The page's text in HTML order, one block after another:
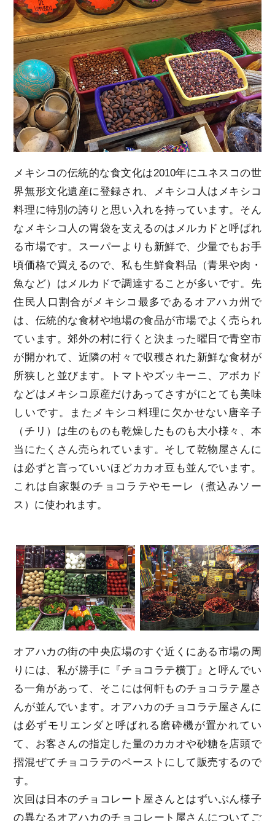
メキシコの伝統的な食文化は2010年にユネスコの世
界無形文化遺産に登録され、メキシコ人はメキシコ
料理に特別の誇りと思い入れを持っています。そん
なメキシコ人の胃袋を支えるのはメルカドと呼ばれ
る市場です。スーパーよりも新鮮で、少量でもお手
頃価格で買えるので、私も生鮮食料品（青果や肉・
魚など）はメルカドで調達することが多いです。先
住民人口割合がメキシコ最多であるオアハカ州で
は、伝統的な食材や地場の食品が市場でよく売られ
ています。郊外の村に行くと決まった曜日で青空市
が開かれて、近隣の村々で収穫された新鮮な食材が
所狭しと並びます。トマトやズッキーニ、アボカド
などはメキシコ原産だけあってさすがにとても美味
しいです。またメキシコ料理に欠かせない唐辛子
（チリ）は生のものも乾燥したものも大小様々、本
当にたくさん売られています。そして乾物屋さんに
は必ずと言っていいほどカカオ豆も並んでいます。
これは自家製のチョコラテやモーレ（煮込みソー
ス）に使われます。
オアハカの街の中央広場のすぐ近くにある市場の周
りには、私が勝手に『チョコラテ横丁』と呼んでい
る一角があって、そこには何軒ものチョコラテ屋さ
んが並んでいます。オアハカのチョコラテ屋さんに
は必ずモリエンダと呼ばれる磨砕機が置かれてい
て、お客さんの指定した量のカカオや砂糖を店頭で
摺混ぜてチョコラテのペーストにして販売するので
す。
次回は日本のチョコレート屋さんとはずいぶん様子
の異なるオアハカのチョコレート屋さんについてご